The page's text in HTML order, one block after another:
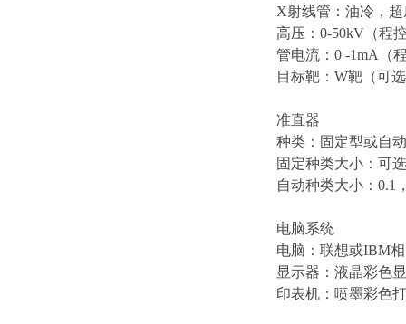
X射线管：油冷，
高压：0-50kV（程
管电流：0 -1mA（
目标靶：W靶（可
准直器
种类：固定型或自
固定种类大小：可
自动种类大小：0.1
电脑系统
电脑：联想或IBM
显示器：液晶彩色
印表机：喷墨彩色